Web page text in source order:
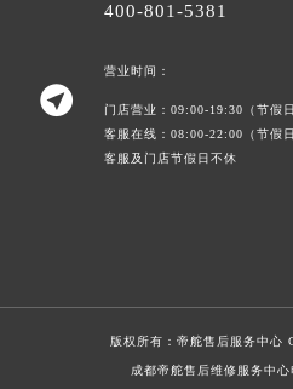
400-801-5381

营业时间：
门店营业：09:00-19:30（节假
客服在线：08:00-22:00（节假
客服及门店节假日不休
版权所有： 帝舵售后服务中心
成都帝舵售后维修服务中心